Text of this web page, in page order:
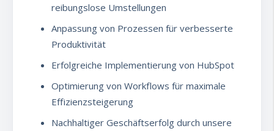
reibungslose Umstellungen
Anpassung von Prozessen für verbesserte
Produktivität
Erfolgreiche Implementierung von HubSpot
Optimierung von Workflows für maximale
Effizienzsteigerung
Nachhaltiger Geschäftserfolg durch unsere